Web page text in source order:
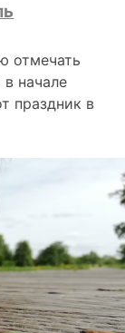
отмечать
начале
праздник в